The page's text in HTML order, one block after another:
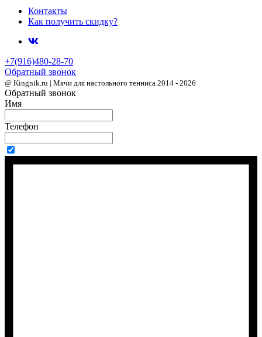
Контакты
Как получить скидку?
+7(916)480-28-70
Обратный звонок
@ Kingnik.ru | Мячи для настольного тенниса 2014 - 2026
Обратный звонок
Имя
Телефон